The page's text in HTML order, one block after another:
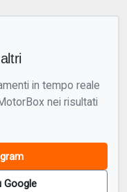
in tempo reale
nei risultati
Google